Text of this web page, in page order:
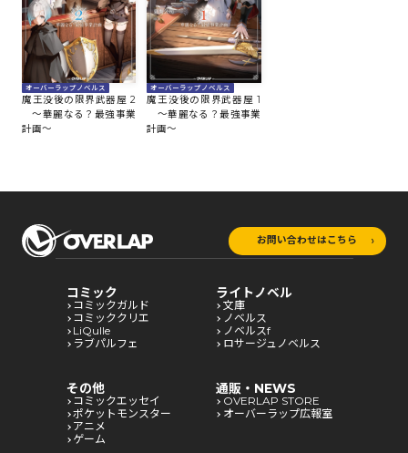
オーバーラップノベルス
魔王没後の限界武器屋 2
～華麗なる？最強事業
計画～
オーバーラップノベルス
魔王没後の限界武器屋 1
～華麗なる？最強事業
計画～
お問い合わせはこちら
コミック
コミックガルド
コミッククリエ
LiQulle
ラブパルフェ
ライトノベル
文庫
ノベルス
ノベルスf
ロサージュノベルス
その他
コミックエッセイ
ポケットモンスター
アニメ
ゲーム
通販・NEWS
OVERLAP STORE
オーバーラップ広報室